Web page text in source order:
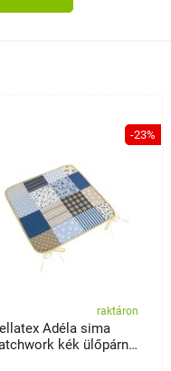
-23%
raktáron
Adéla sima
kék ülőpárna,